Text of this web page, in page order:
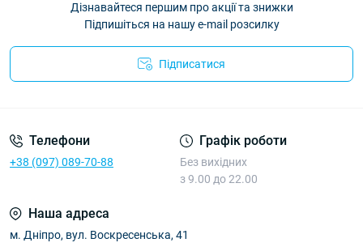
Дізнавайтеся першим про акції та знижки
Підпишіться на нашу e-mail розсилку
Підписатися
Телефони
+38 (097) 089-70-88
Графік роботи
Без вихідних
з 9.00 до 22.00
Наша адреса
м. Дніпро, вул. Воскресенська, 41